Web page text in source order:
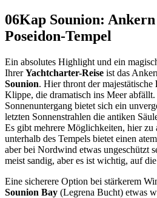
06Kap Sounion:
Poseidon-Tempel
Ein absolutes Highlight und ein
IhrerYachtcharter-Reise ist das
Sounion. Hier thront der majestätische
Klippe, die dramatisch ins Meer abfällt.
Sonnenuntergang bietet sich ein
letzten Sonnenstrahlen die antiken
Es gibt mehrere Möglichkeiten, hier
unterhalb des Tempels bietet einen
aber bei Nordwind etwas ungeschützt
meist sandig, aber es ist wichtig, auf
Eine sicherere Option bei stärkerem
Sounion Bay (Legrena Bucht) etwas